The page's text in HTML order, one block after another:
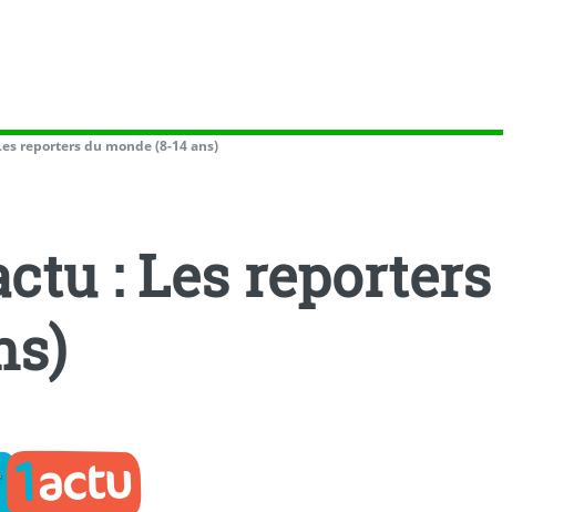
reporters du monde (8-14 ans)
: Les reporters